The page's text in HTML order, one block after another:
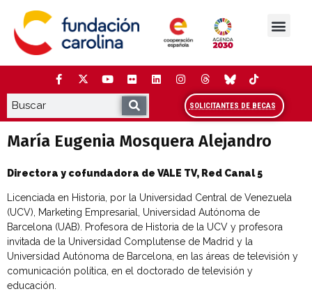
contenido
SOLICITANTES DE BECAS
María Eugenia Mosquera Alejandro
Directora y cofundadora de VALE TV, Red Canal 5
Licenciada en Historia, por la Universidad Central de Venezuela
(UCV), Marketing Empresarial, Universidad Autónoma de
Barcelona (UAB). Profesora de Historia de la UCV y profesora
invitada de la Universidad Complutense de Madrid y la
Universidad Autónoma de Barcelona, en las áreas de televisión y
comunicación política, en el doctorado de televisión y
educación.